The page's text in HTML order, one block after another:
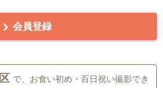
会員登録
で、お食い初め・百日祝い撮影でき